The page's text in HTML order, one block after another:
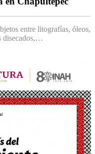
entre litografías, óleos,
disecados,…